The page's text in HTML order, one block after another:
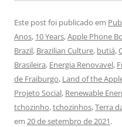
Este post foi publicado em
Anos, 10 Years,Apple Phone
Brazil, Brazilian Culture, butiá,
Brasileira, Energia Renovavel,
de Fraiburgo, Land of the
Projeto Social, Renewable
tchozinho,tchozinhos,Terra
em 20 de setembro de 2021.